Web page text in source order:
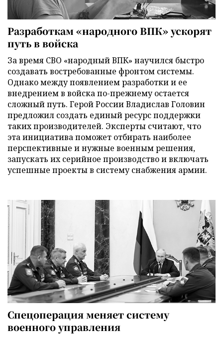
Разработкам «народного ВПК» ускорят
путь в войска
За время СВО «народный ВПК» научился быстро
создавать востребованные фронтом системы.
Однако между появлением разработки и ее
внедрением в войска по-прежнему остается
сложный путь. Герой России Владислав Головин
предложил создать единый ресурс поддержки
таких производителей. Эксперты считают, что
эта инициатива поможет отбирать наиболее
перспективные и нужные военным решения,
запускать их серийное производство и включать
успешные проекты в систему снабжения армии.
Спецоперация меняет систему
военного управления